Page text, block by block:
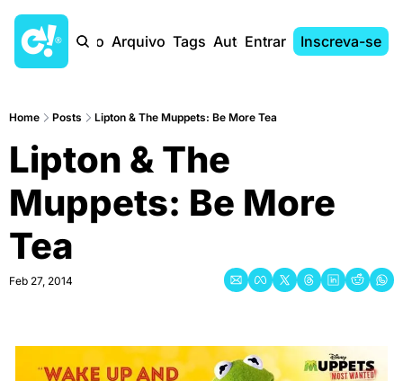
Início Arquivo Tags AutoresEntrar Inscreva-se
Home Posts Lipton & The Muppets: Be More Tea
Lipton & The
Muppets: Be More
Tea
Feb 27, 2014